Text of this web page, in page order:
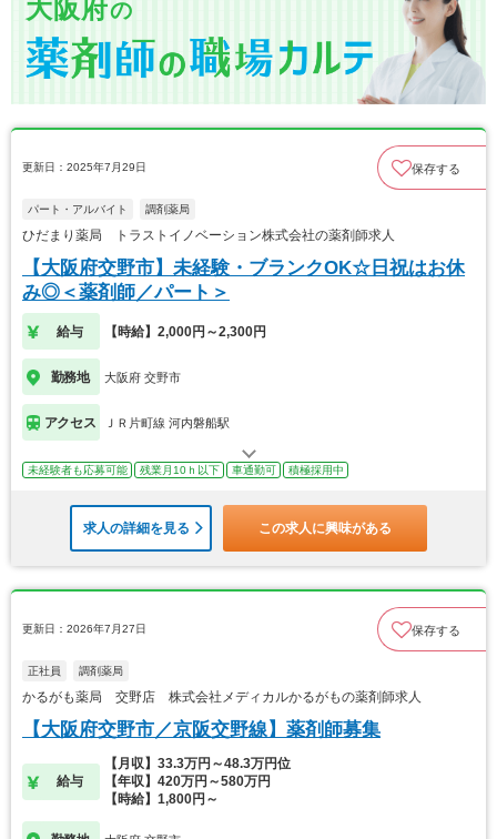
大阪府の
更新日：2025年7月29日 保存する
パート・アルバイト 調剤薬局
ひだまり薬局 トラストイノベーション株式会社の薬剤師求人
【大阪府交野市】未経験・ブランクOK☆日祝はお休
み◎＜薬剤師／パート＞
給与 【時給】2,000円～2,300円
勤務地 大阪府 交野市
アクセス ＪＲ片町線 河内磐船駅
未経験者も応募可能 残業月10ｈ以下 車通勤可 積極採用中
求人の詳細を見る この求人に興味がある
更新日：2026年7月27日 保存する
正社員 調剤薬局
かるがも薬局 交野店 株式会社メディカルかるがもの薬剤師求人
【大阪府交野市／京阪交野線】薬剤師募集
給与
【月収】33.3万円～48.3万円位
【年収】420万円～580万円
【時給】1,800円～